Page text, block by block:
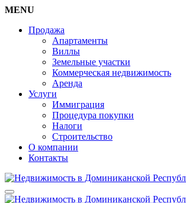
MENU
Продажа
Апартаменты
Виллы
Земельные участки
Коммерческая недвижимость
Аренда
Услуги
Иммиграция
Процедура покупки
Налоги
Строительство
О компании
Контакты